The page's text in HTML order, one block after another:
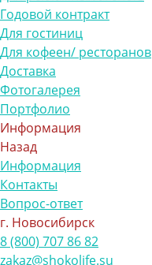
Годовой контракт
Для гостиниц
Для кофеен/ ресторанов
Доставка
Фотогалерея
Портфолио
Информация
Назад
Информация
Контакты
Вопрос-ответ
г. Новосибирск
8 (800) 707 86 82
zakaz@shokolife.su